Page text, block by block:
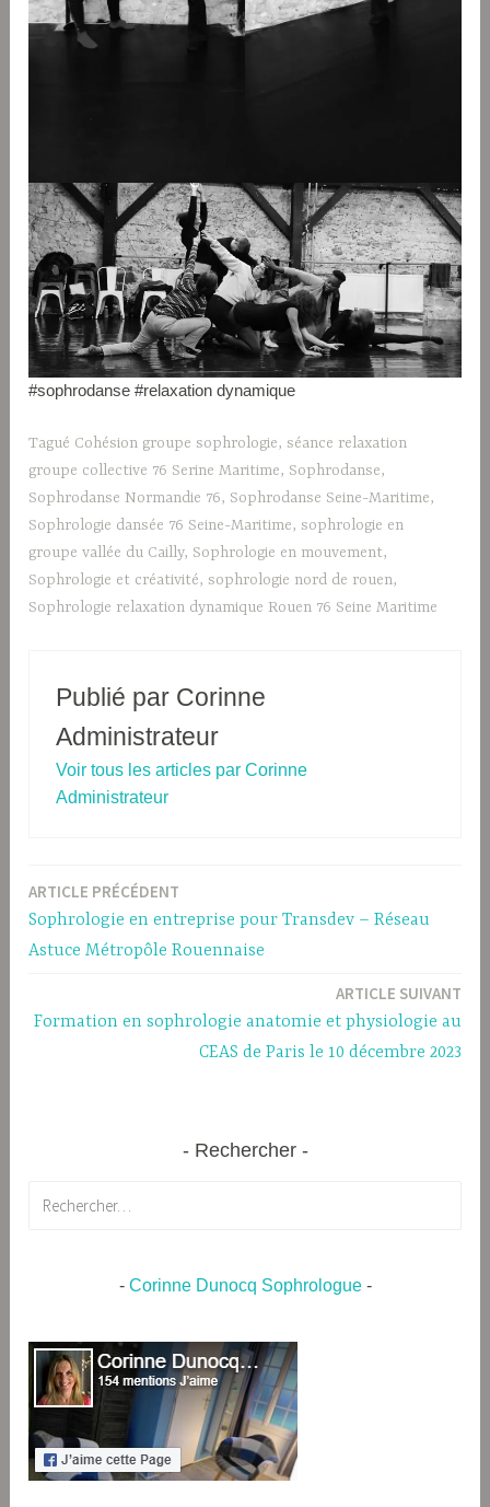
#sophrodanse #relaxation dynamique
Tagué Cohésion groupe sophrologie,séance relaxation
groupe collective 76 Serine Maritime, Sophrodanse,
Sophrodanse Normandie 76, Sophrodanse Seine-Maritime,
Sophrologie dansée 76 Seine-Maritime,sophrologie en
groupe vallée du Cailly, Sophrologie en mouvement,
Sophrologie et créativité,sophrologie nord de rouen,
Sophrologie relaxation dynamique Rouen 76 Seine Maritime
Publié par Corinne
Administrateur
Voir tous les articles par Corinne
Administrateur
Navigation
de
ARTICLE PRÉCÉDENT
Sophrologie en entreprise pour Transdev – Réseau
Astuce Métropôle Rouennaise
ARTICLE SUIVANT
Formation en sophrologie anatomie et physiologie au
CEAS de Paris le 10 décembre 2023
Rechercher
- Corinne Dunocq Sophrologue-